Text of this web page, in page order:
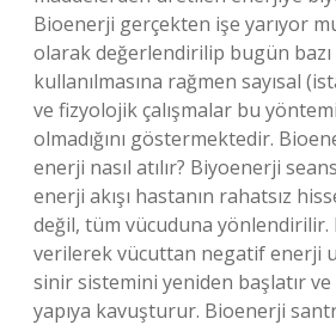
Bioenerji gerçekten işe yarıyor
olarak değerlendirilip bugün
kullanılmasına rağmen sayısal
ve fizyolojik çalışmalar bu
olmadığını göstermektedir.
enerji nasıl atılır? Biyoenerji
enerji akışı hastanın rahatsız
değil, tüm vücuduna
verilerek vücuttan negatif enerji
sinir sistemini yeniden başlatır ve
yapıya kavuşturur. Bioenerji